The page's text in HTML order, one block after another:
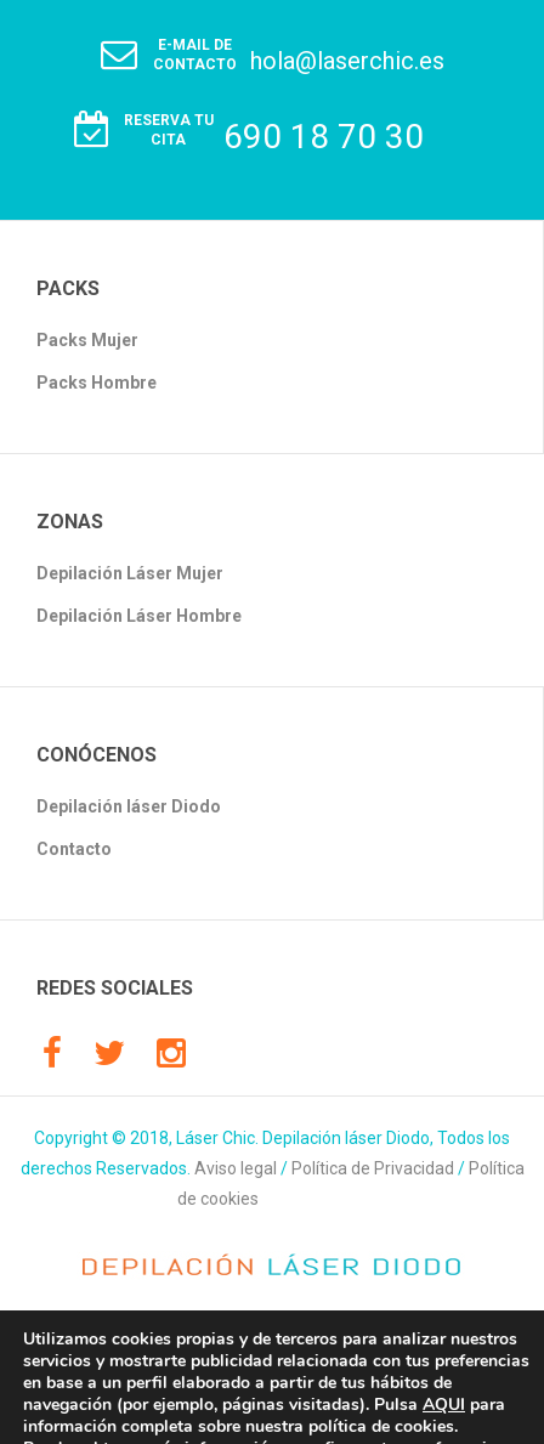
E-MAIL DE
CONTACTO
hola@laserchic.es
RESERVA TU
CITA
690 18 70 30
PACKS
Packs Mujer
Packs Hombre
ZONAS
Depilación Láser Mujer
Depilación Láser Hombre
CONÓCENOS
Depilación láser Diodo
Contacto
REDES SOCIALES
Copyright © 2018, Láser Chic. Depilación láser Diodo, Todos los
derechos Reservados. Aviso legal / Política de Privacidad / Política
de cookies
Utilizamos cookies propias y de terceros para analizar nuestros
servicios y mostrarte publicidad relacionada con tus preferencias
en base a un perfil elaborado a partir de tus hábitos de
navegación (por ejemplo, páginas visitadas). Pulsa AQUI para
información completa sobre nuestra política de cookies.